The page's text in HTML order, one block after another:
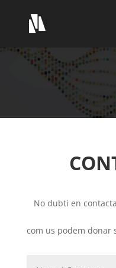
No dubti en
com us podem donar